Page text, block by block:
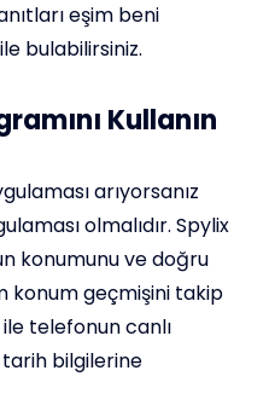
eşim beni
bulabilirsiniz.
Kullanın
arıyorsanız
olmalıdır. Spylix
konumunu ve doğru
konum geçmişini takip
telefonun canlı
bilgilerine